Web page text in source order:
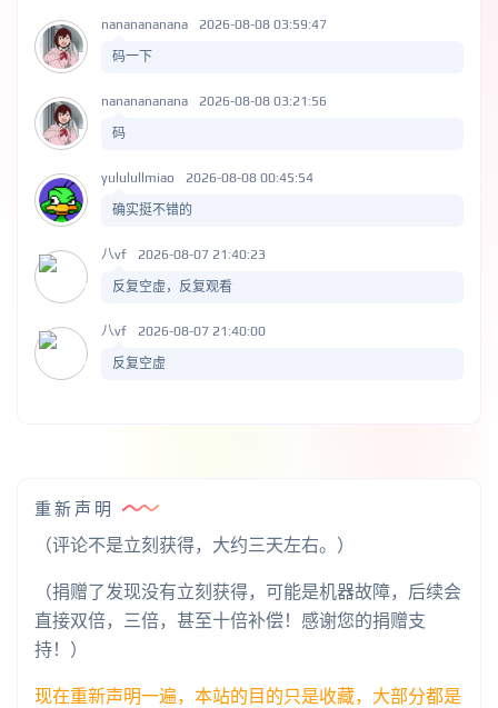
nananananana 2026-08-08 03:59:47
码一下
nananananana 2026-08-08 03:21:56
码
yululullmiao 2026-08-08 00:45:54
确实挺不错的
八vf 2026-08-07 21:40:23
反复空虚，反复观看
八vf 2026-08-07 21:40:00
反复空虚
重新声明
（评论不是立刻获得，大约三天左右。）
（捐赠了发现没有立刻获得，可能是机器故障，后续会
直接双倍，三倍，甚至十倍补偿！感谢您的捐赠支
持！）
现在重新声明一遍，本站的目的只是收藏，大部分都是